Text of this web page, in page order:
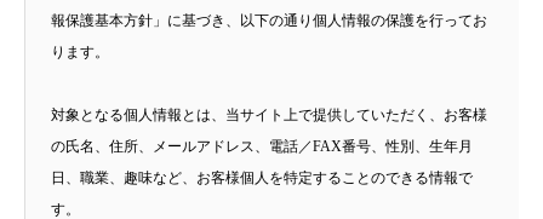
報保護基本方針」に基づき、以下の通り個人情報の保護を行ってお
ります。
対象となる個人情報とは、当サイト上で提供していただく、お客様
の氏名、住所、メールアドレス、電話／FAX番号、性別、生年月
日、職業、趣味など、お客様個人を特定することのできる情報で
す。